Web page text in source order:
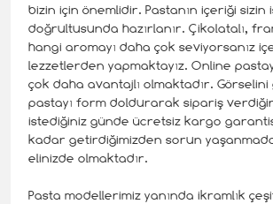
bizin için önemlidir. Pastanın içeriği sizin
doğrultusunda hazırlanır. Çikolatalı,
hangi aromayı daha çok seviyorsanız
lezzetlerden yapmaktayız. Online
çok daha avantajlı olmaktadır.
pastayı form doldurarak sipariş
istediğiniz günde ücretsiz kargo
kadar getirdiğimizden sorun
elinizde olmaktadır.
Pasta modellerimiz yanında ikramlık